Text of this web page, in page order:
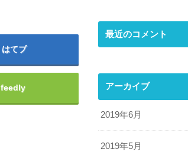
はてブ
feedly
最近のコメント
アーカイブ
2019年6月
2019年5月